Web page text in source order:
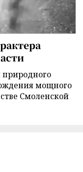
мощного
Смоленской